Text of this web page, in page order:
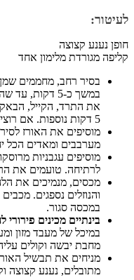
לעיטור:
חופן נענע קצוצה
קליפה מגורדת מלימון אחד
בסיר רחב, מחממים
במשך כ-5
את התרד, הקייל, הבאק
5 דקות נוספות. אם רוצים לשלב טופו, מוסיפים אותו לסיר עכשיו.
מוסיפים את האורז
מערבבים ומאדים הכל
מוסיפים עגבניות
לרתיחה. טועמים את
במכסה סגור.
בינתיים מכינים
במיכל של מעבד מזון
מחבת יבשה וקולים
מניחים את תבשיל
מתובלים, נענע קצוצה